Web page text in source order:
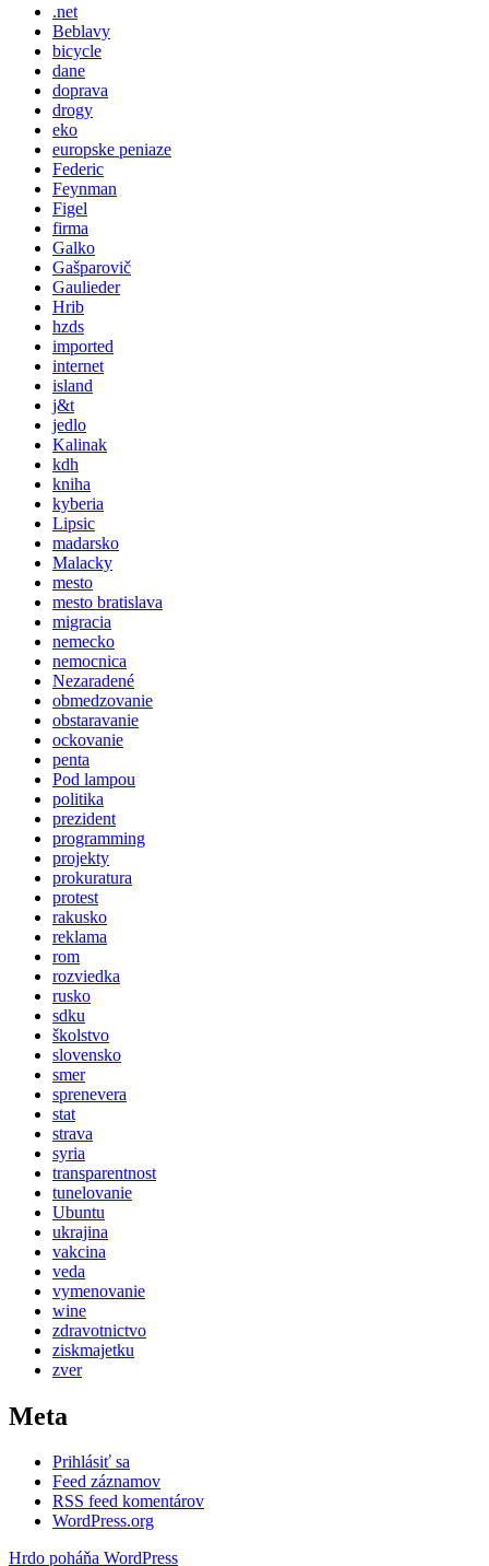
.net
Beblavy
bicycle
dane
doprava
drogy
eko
europske peniaze
Federic
Feynman
Figel
firma
Galko
Gašparovič
Gaulieder
Hrib
hzds
imported
internet
island
j&t
jedlo
Kalinak
kdh
kniha
kyberia
Lipsic
madarsko
Malacky
mesto
mesto bratislava
migracia
nemecko
nemocnica
Nezaradené
obmedzovanie
obstaravanie
ockovanie
penta
Pod lampou
politika
prezident
programming
projekty
prokuratura
protest
rakusko
reklama
rom
rozviedka
rusko
sdku
školstvo
slovensko
smer
sprenevera
stat
strava
syria
transparentnost
tunelovanie
Ubuntu
ukrajina
vakcina
veda
vymenovanie
wine
zdravotnictvo
ziskmajetku
zver
Meta
Prihlásiť sa
Feed záznamov
RSS feed komentárov
WordPress.org
Hrdo poháňa WordPress